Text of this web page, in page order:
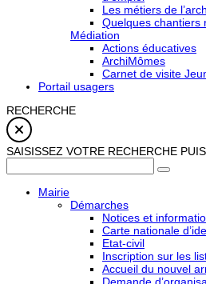
Les métiers de
Quelques chantiers
Médiation
Actions éducatives
ArchiMômes
Carnet de visite
Portail usagers
RECHERCHE
SAISISSEZ VOTRE RECHERCHE
Mairie
Démarches
Notices et
Carte nationale
Etat-civil
Inscription sur les
Accueil du nouvel